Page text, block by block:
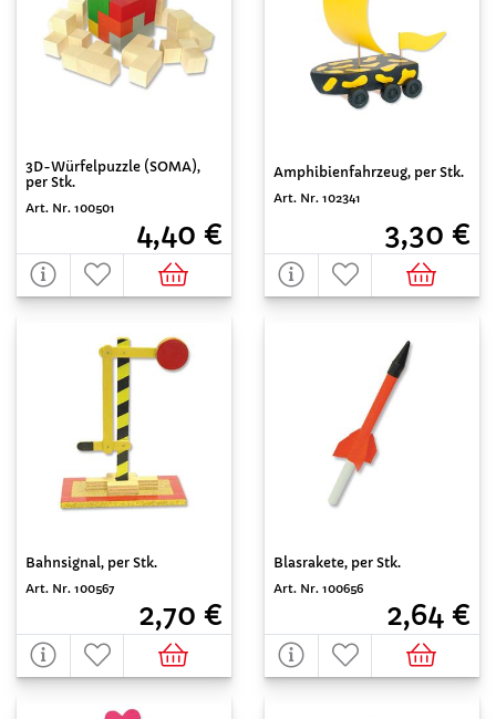
3D-Würfelpuzzle (SOMA),
per Stk.
Art. Nr. 100501
4,40 €
Amphibienfahrzeug, per Stk.
Art. Nr. 102341
3,30 €
Bahnsignal, per Stk.
Art. Nr. 100567
2,70 €
Blasrakete, per Stk.
Art. Nr. 100656
2,64 €